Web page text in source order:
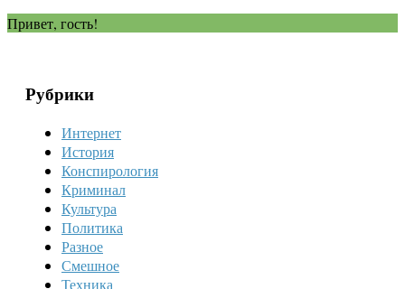
Привет, гость!
Рубрики
Интернет
История
Конспирология
Криминал
Культура
Политика
Разное
Смешное
Техника